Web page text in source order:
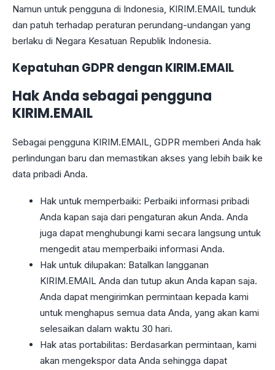
Namun untuk pengguna di Indonesia, KIRIM.EMAIL tunduk
dan patuh terhadap peraturan perundang-undangan yang
berlaku di Negara Kesatuan Republik Indonesia.
Kepatuhan GDPR dengan KIRIM.EMAIL
Hak Anda sebagai pengguna
KIRIM.EMAIL
Sebagai pengguna KIRIM.EMAIL, GDPR memberi Anda hak
perlindungan baru dan memastikan akses yang lebih baik ke
data pribadi Anda.
Hak untuk memperbaiki: Perbaiki informasi pribadi
Anda kapan saja dari pengaturan akun Anda. Anda
juga dapat menghubungi kami secara langsung untuk
mengedit atau memperbaiki informasi Anda.
Hak untuk dilupakan: Batalkan langganan
KIRIM.EMAIL Anda dan tutup akun Anda kapan saja.
Anda dapat mengirimkan permintaan kepada kami
untuk menghapus semua data Anda, yang akan kami
selesaikan dalam waktu 30 hari.
Hak atas portabilitas: Berdasarkan permintaan, kami
akan mengekspor data Anda sehingga dapat